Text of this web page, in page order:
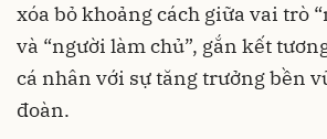
xóa bỏ khoảng cách giữa vai trò
và “người làm chủ”, gắn kết
cá nhân với sự tăng trưởng bền
đoàn.